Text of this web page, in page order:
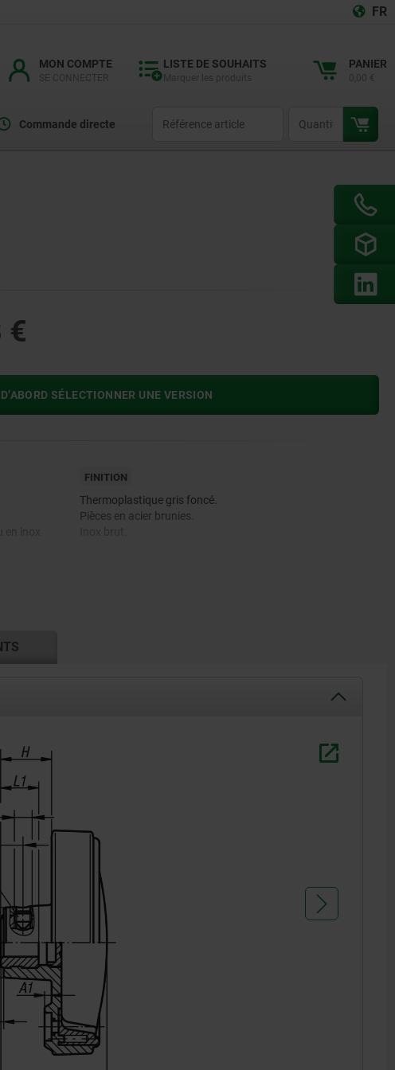
FR
MON COMPTE LISTE DE SOUHAITS PANIER
Commande directe
€
SÉLECTIONNER UNE VERSION
FINITION
Thermoplastique gris foncé.
Pièces en acier brunies.